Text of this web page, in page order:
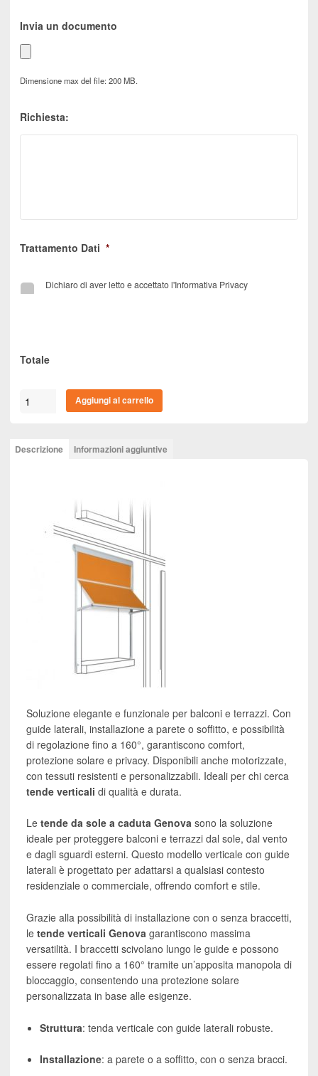
Invia un documento
Dimensione max del file: 200 MB.
Richiesta:
Trattamento Dati *
Dichiaro di aver letto e accettato l'Informativa Privacy
Totale
Tende
a
Aggiungi al carrello
Descrizione Informazioni aggiuntive
Soluzione elegante e funzionale per balconi e terrazzi. Con
guide laterali, installazione a parete o soffitto, e possibilità
di regolazione fino a 160°, garantiscono comfort,
protezione solare e privacy. Disponibili anche motorizzate,
con tessuti resistenti e personalizzabili. Ideali per chi cerca
tende verticali di qualità e durata.
Le tende da sole a caduta Genovasono la soluzione
ideale per proteggere balconi e terrazzi dal sole, dal vento
e dagli sguardi esterni. Questo modello verticale con guide
laterali è progettato per adattarsi a qualsiasi contesto
residenziale o commerciale, offrendo comfort e stile.
Grazie alla possibilità di installazione con o senza braccetti,
le tende verticali Genova garantiscono massima
versatilità. I braccetti scivolano lungo le guide e possono
essere regolati fino a 160° tramite un’apposita manopola di
bloccaggio, consentendo una protezione solare
personalizzata in base alle esigenze.
Struttura: tenda verticale con guide laterali robuste.
Installazione: a parete o a soffitto, con o senza bracci.